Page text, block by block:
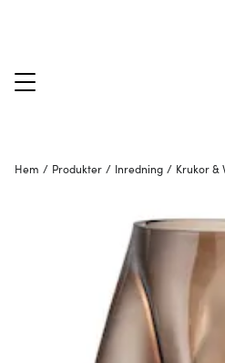
Hem / Produkter / Inredning / Krukor &